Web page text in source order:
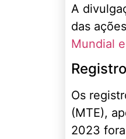
A
das
Mundial
Os
(MTE),
2023